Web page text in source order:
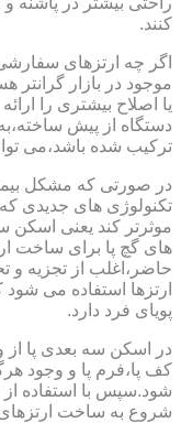
کنند.
اگر چه ارتزهای
موجود در بازار گرانتر
یا اصلاح بیشتری را
دستگاه از پیش
ترکیب شده باشد،می
در صورتی که مشکل
تکنولوژی های جدیدی که
موثرتر کند یعنی
های گچ پا برای ساخت
حاضر،اغلب از تجزیه و
ارتزها استفاده می
پویای فرد دارد.
در اسکن سه بعدی پا
کف پا،فرم پا و وجود
شود.سپس با استفاده از
شروع به ساخت ارتزهای